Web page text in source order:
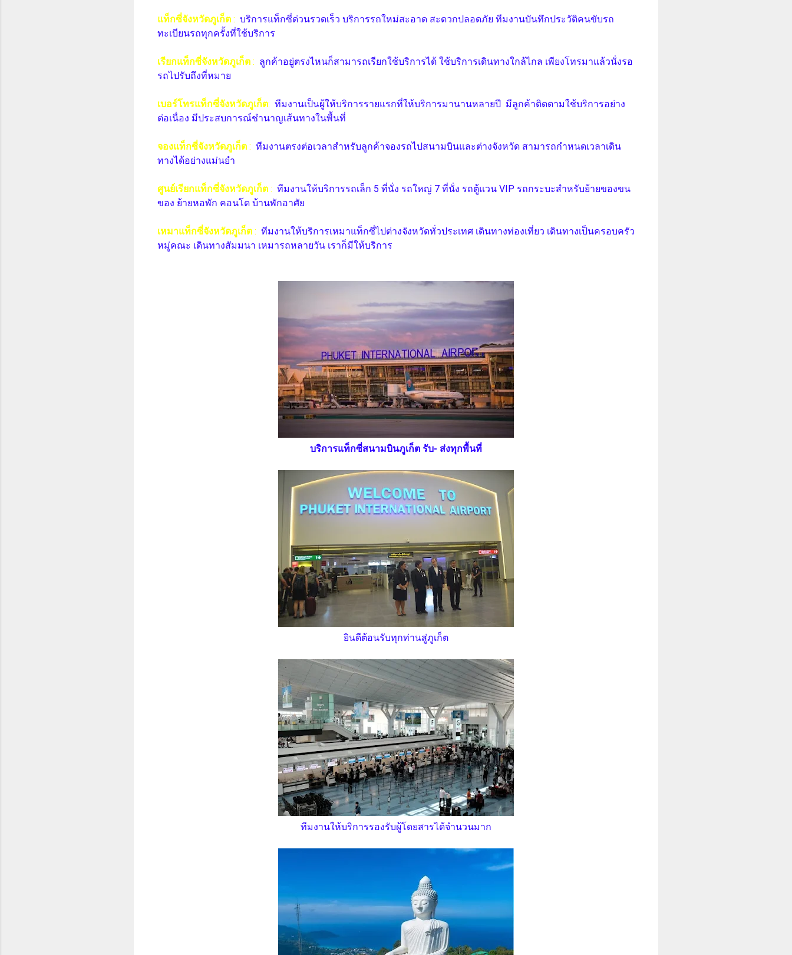
แท็กซี่จังหวัดภูเก็ต : บริการแท็กซี่ด่วนรวดเร็ว บริการรถใหม่สะอาด สะดวกปลอดภัย ทีมงานบันทึกประวัติคนขับรถ
ทะเบียนรถทุกครั้งที่ใช้บริการ
เรียกแท็กซี่จังหวัดภูเก็ต : ลูกค้าอยู่ตรงไหนก็สามารถเรียกใช้บริการได้ ใช้บริการเดินทางใกล้ไกล เพียงโทรมาแล้วนั่งรอ
รถไปรับถึงที่หมาย
เบอร์โทรแท็กซี่จังหวัดภูเก็ต: ทีมงานเป็นผู้ให้บริการรายแรกที่ให้บริการมานานหลายปี มีลูกค้าติดตามใช้บริการอย่าง
ต่อเนื่อง มีประสบการณ์ชำนาญเส้นทางในพื้นที่
จองแท็กซี่จังหวัดภูเก็ต : ทีมงานตรงต่อเวลาสำหรับลูกค้าจองรถไปสนามบินและต่างจังหวัด สามารถกำหนดเวลาเดิน
ทางได้อย่างแม่นยำ
ศูนย์เรียกแท็กซี่จังหวัดภูเก็ต : ทีมงานให้บริการรถเล็ก 5 ที่นั่ง รถใหญ่ 7 ที่นั่ง รถตู้แวน VIP รถกระบะสำหรับย้ายของขน
ของ ย้ายหอพัก คอนโด บ้านพักอาศัย
เหมาแท็กซี่จังหวัดภูเก็ต : ทีมงานให้บริการเหมาแท็กซี่ไปต่างจังหวัดทั่วประเทศ เดินทางท่องเที่ยว เดินทางเป็นครอบครัว
หมู่คณะ เดินทางสัมมนา เหมารถหลายวัน เราก็มีให้บริการ
บริการแท็กซี่สนามบินภูเก็ต รับ- ส่งทุกพื้นที่
ยินดีต้อนรับทุกท่านสู่ภูเก็ต
ทีมงานให้บริการรองรับผู้โดยสารได้จำนวนมาก